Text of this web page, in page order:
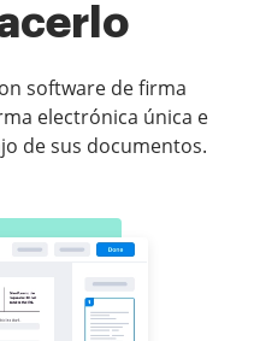
software de firma
electrónica única e
de sus documentos.